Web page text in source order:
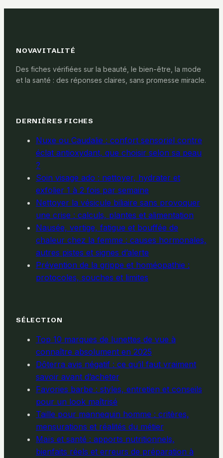
préserver vos
confiance
NOVAVITALITÉ
Des fiches vérifiées sur la beauté, le bien-être, la mode
et la santé : des réponses claires, sans promesse miracle.
DERNIÈRES FICHES
Nuxe ou Caudalie : confort sensoriel contre
éclat antioxydant, que choisir selon sa peau
?
Soin visage ado : nettoyer, hydrater et
exfolier 1 à 2 fois par semaine
Nettoyer la vésicule biliaire sans provoquer
une crise : calculs, plantes et alimentation
Nausée, vertige, fatigue et bouffée de
chaleur chez la femme : causes hormonales,
autres pistes et signes d’alerte
Prévention de la grippe et homéopathie :
protocoles, souches et limites
SÉLECTION
Top 10 marques de lunettes de vue à
connaître absolument en 2025
Dōterra avis négatif : ce qu’il faut vraiment
savoir avant d’acheter
Favories barbe : styles, entretien et conseils
pour un look maîtrisé
Taille pour mannequin homme : critères,
mensurations et réalités du métier
Maïs et santé : apports nutritionnels,
bienfaits réels et erreurs de préparation à